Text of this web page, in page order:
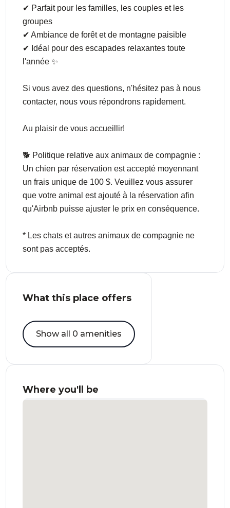
✔ Parfait pour les familles, les couples et les
groupes
✔ Ambiance de forêt et de montagne paisible
✔ Idéal pour des escapades relaxantes toute
l'année ✨
Si vous avez des questions, n'hésitez pas à nous
contacter, nous vous répondrons rapidement.
Au plaisir de vous accueillir!
🐕 Politique relative aux animaux de compagnie :
Un chien par réservation est accepté moyennant
un frais unique de 100 $. Veuillez vous assurer
que votre animal est ajouté à la réservation afin
qu'Airbnb puisse ajuster le prix en conséquence.
* Les chats et autres animaux de compagnie ne
sont pas acceptés.
What this place offers
Show all 0 amenities
Where you'll be